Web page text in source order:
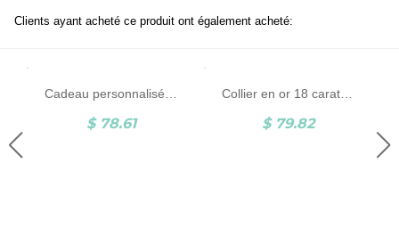
Clients ayant acheté ce produit ont également acheté:
$ 78.61
Collier en or 18 carats plaqué or avec pierre de naissance et prénom gravé
$ 79.82